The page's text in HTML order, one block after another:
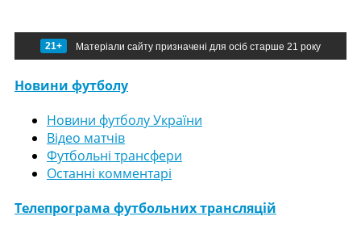
21+ Матеріали сайту призначені для осіб старше 21 року
Новини футболу
Новини футболу України
Відео матчів
Футбольні трансфери
Останні комментарі
Телепрограма футбольних трансляцій